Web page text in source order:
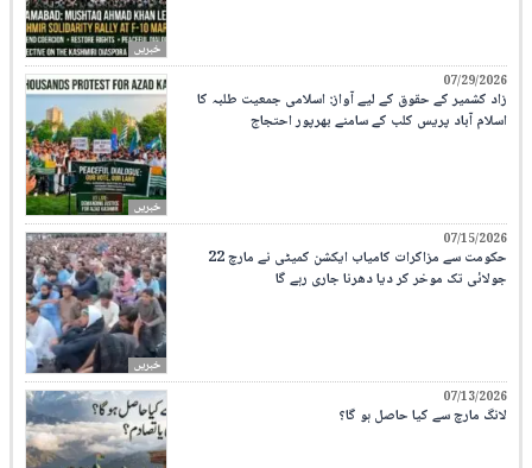
خبریں
خبریں
07/29/2026
زاد کشمیر کے حقوق کے لیے آواز: اسلامی جمعیت طلبہ کا
اسلام آباد پریس کلب کے سامنے بھرپور احتجاج
خبریں
07/15/2026
حکومت سے مزاکرات کامیاب ایکشن کمیٹی نے مارچ 22
جولائی تک موخر کر دیا دھرنا جاری رہے گا
07/13/2026
لانگ مارچ سے کیا حاصل ہو گا؟